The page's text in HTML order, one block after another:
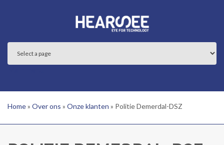
Home» Over ons » Onze klanten » Politie Demerdal-DSZ